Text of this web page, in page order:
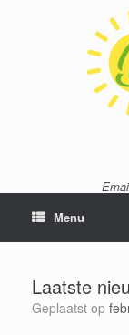
Menu
Laatste
Geplaatst op